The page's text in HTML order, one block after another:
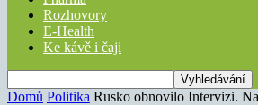
Rozhovory
E-Health
Ke kávě i čaji
Domů Politika Rusko obnovilo Intervizi.